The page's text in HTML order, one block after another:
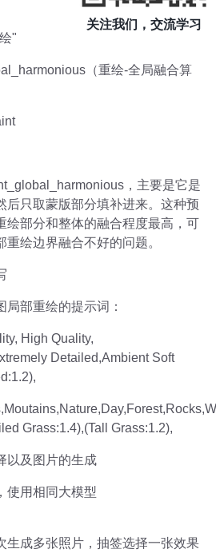
"
（重绘-全局融合算
，主要是它是
后只取蒙版部分填补进来。这种预
绘部分和整体的融合程度最高，可
绘边界融合不好的问题。
部重绘的提示词：
High Quality,
Detailed,Ambient Soft
Grass:1.4),(Tall Grass:1.2),
以及图片的生成
使用相同大模型
生成多张照片，抽签选择一张效果
关注我们，交流学习